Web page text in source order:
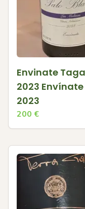
Envinate
2023
2023
200 €